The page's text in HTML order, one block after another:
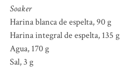
Soaker
Harina blanca de espelta, 90 g
Harina integral de espelta, 135 g
Agua, 170 g
Sal, 3 g